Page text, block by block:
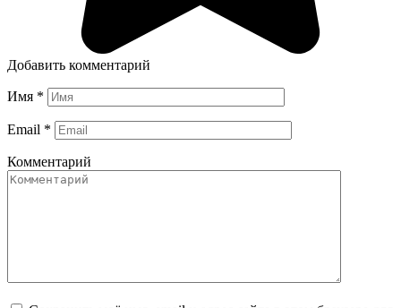
Добавить комментарий
Имя *
Email *
Комментарий